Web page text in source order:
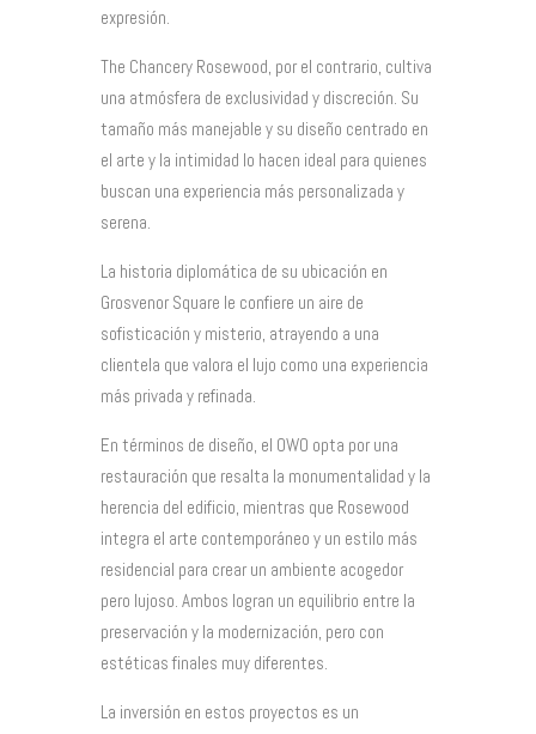
expresión.
The Chancery Rosewood, por el contrario, cultiva
una atmósfera de exclusividad y discreción. Su
tamaño más manejable y su diseño centrado en
el arte y la intimidad lo hacen ideal para quienes
buscan una experiencia más personalizada y
serena.
La historia diplomática de su ubicación en
Grosvenor Square le confiere un aire de
sofisticación y misterio, atrayendo a una
clientela que valora el lujo como una experiencia
más privada y refinada.
En términos de diseño, el OWO opta por una
restauración que resalta la monumentalidad y la
herencia del edificio, mientras que Rosewood
integra el arte contemporáneo y un estilo más
residencial para crear un ambiente acogedor
pero lujoso. Ambos logran un equilibrio entre la
preservación y la modernización, pero con
estéticas finales muy diferentes.
La inversión en estos proyectos es un